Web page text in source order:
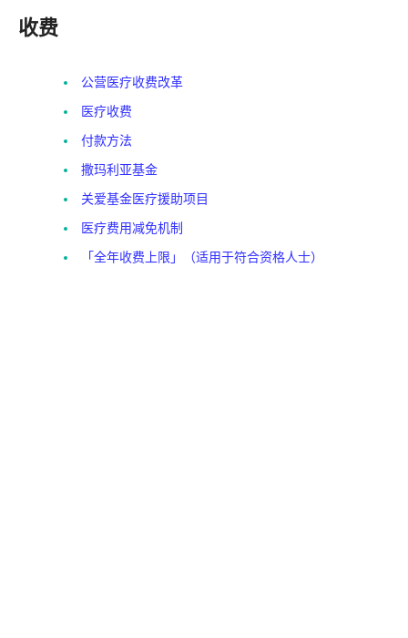
收费
公营医疗收费改革
医疗收费
付款方法
撒玛利亚基金
关爱基金医疗援助项目
医疗费用减免机制
「全年收费上限」（适用于符合资格人士）